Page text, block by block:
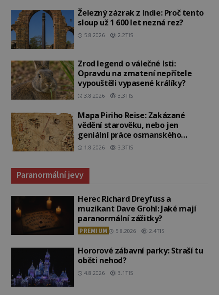
Železný zázrak z Indie: Proč tento
sloup už 1 600 let nezná rez?
5.8.2026 2.2TIS
Zrod legend o válečné lsti:
Opravdu na zmatení nepřítele
vypouštěli vypasené králíky?
3.8.2026 3.3TIS
Mapa Piriho Reise: Zakázané
vědění starověku, nebo jen
geniální práce osmanského
admirála?
1.8.2026 3.3TIS
Paranormální jevy
Herec Richard Dreyfuss a
muzikant Dave Grohl: Jaké mají
paranormální zážitky?
PREMIUM 5.8.2026 2.4TIS
Hororové zábavní parky: Straší tu
oběti nehod?
4.8.2026 3.1TIS